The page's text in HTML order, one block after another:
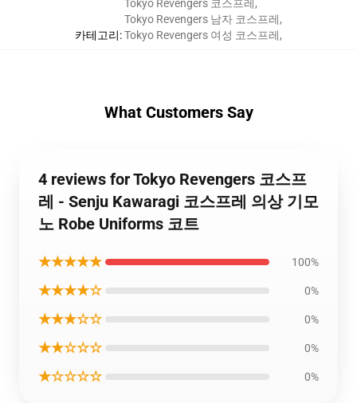
카테고리:
Tokyo Revengers 코스프레,
Tokyo Revengers 남자 코스프레,
Tokyo Revengers 여성 코스프레,
What Customers Say
4 reviews for Tokyo Revengers 코스프
레 - Senju Kawaragi 코스프레 의상 기모
노 Robe Uniforms 코트
★★★★★ 100%
★★★★☆ 0%
★★★☆☆ 0%
★★☆☆☆ 0%
★☆☆☆☆ 0%